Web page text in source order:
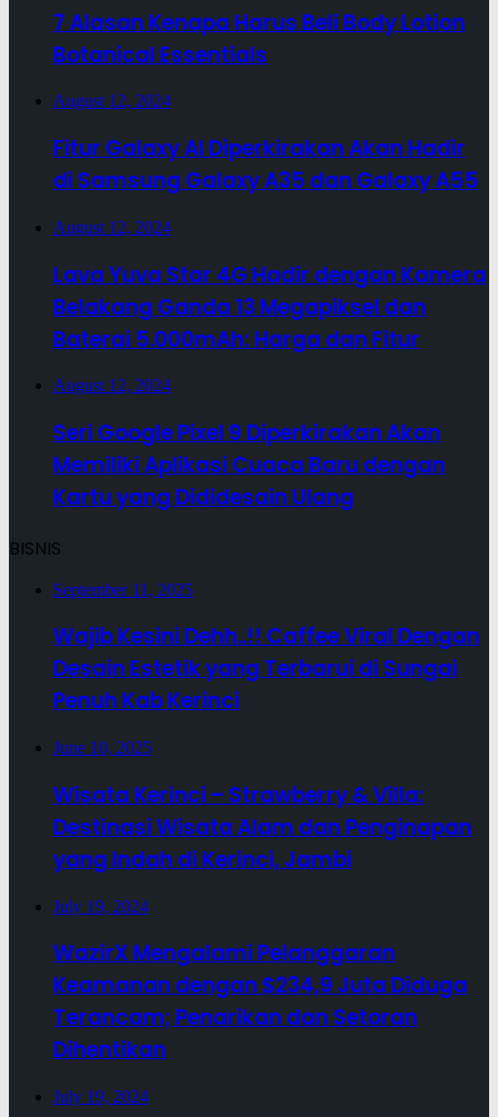
7 Alasan Kenapa Harus Beli Body Lotion
Botanical Essentials
August 12, 2024
Fitur Galaxy AI Diperkirakan Akan Hadir
di Samsung Galaxy A35 dan Galaxy A55
August 12, 2024
Lava Yuva Star 4G Hadir dengan Kamera
Belakang Ganda 13 Megapiksel dan
Baterai 5.000mAh: Harga dan Fitur
August 12, 2024
Seri Google Pixel 9 Diperkirakan Akan
Memiliki Aplikasi Cuaca Baru dengan
Kartu yang Dididesain Ulang
BISNIS
September 11, 2025
Wajib Kesini Dehh..!! Caffee Viral Dengan
Desain Estetik yang Terbarui di Sungai
Penuh Kab Kerinci
June 10, 2025
Wisata Kerinci – Strawberry & Villa:
Destinasi Wisata Alam dan Penginapan
yang Indah di Kerinci, Jambi
July 19, 2024
WazirX Mengalami Pelanggaran
Keamanan dengan $234,9 Juta Diduga
Terancam; Penarikan dan Setoran
Dihentikan
July 19, 2024